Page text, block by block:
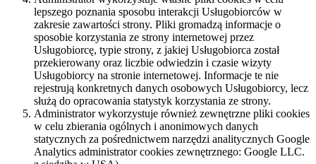
lepszego poznania sposobu interakcji Usługobiorców w
zakresie zawartości strony. Pliki gromadzą informacje o
sposobie korzystania ze strony internetowej przez
Usługobiorcę, typie strony, z jakiej Usługobiorca został
przekierowany oraz liczbie odwiedzin i czasie wizyty
Usługobiorcy na stronie internetowej. Informacje te nie
rejestrują konkretnych danych osobowych Usługobiorcy, lecz
służą do opracowania statystyk korzystania ze strony.
Administrator wykorzystuje również zewnętrzne pliki cookies
w celu zbierania ogólnych i anonimowych danych
statycznych za pośrednictwem narzędzi analitycznych Google
Analytics administrator cookies zewnętrznego: Google LLC.